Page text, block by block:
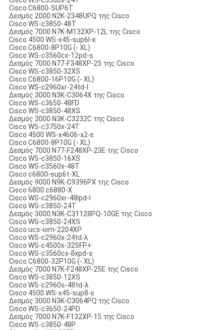
Cisco C6800-SUP6T
Δεσμός 2000 N2K-2348UPQ της Cisco
Cisco WS-c3850-48T
Δεσμός 7000 N7K-M132XP-12L της Cisco
Cisco 4500 WS-x45-sup6l-ε
Cisco C6800-8P10G (- XL)
Cisco WS-c3560cx-12pd-s
Δεσμός 7000 N77-F348XP-25 της Cisco
Cisco WS-c3850-32XS
Cisco C6800-16P10G (- XL)
Cisco WS-c2960xr-24td-Ι
Δεσμός 3000 N3K-C3064X της Cisco
Cisco WS-c3650-48FD
Cisco WS-c3850-48XS
Δεσμός 3000 N3K-C3232C της Cisco
Cisco WS-c3750x-24T
Cisco 4500 WS-x4606-x2-ε
Cisco C6800-8P10G (- XL)
Δεσμός 7000 N77-F248XP-23E της Cisco
Cisco WS-c3850-16XS
Cisco WS-c3560x-48T
Cisco c6800-sup6t-XL
Δεσμός 9000 N9K-C9396PX της Cisco
Cisco 6800 c6880-Χ
Cisco WS-c2960xr-48lpd-Ι
Cisco WS-c3850-24T
Δεσμός 3000 N3K-C31128PQ-10GE της Cisco
Cisco WS-c3850-24XS
Cisco ucs-iom-2204XP
Cisco WS-c2960x-24td-λ
Cisco WS-c4500x-32SFP+
Cisco WS-c3560cx-8xpd-s
Cisco C6800-32P10G (- XL)
Δεσμός 7000 N7K-F248XP-25E της Cisco
Cisco WS-c3850-12XS
Cisco WS-c2960s-48td-λ
Cisco 4500 WS-x45-sup8-ε
Δεσμός 3000 N3K-C3064PQ της Cisco
Cisco WS-c3650-24PD
Δεσμός 7000 N7K-F132XP-15 της Cisco
Cisco WS-c3850-48P